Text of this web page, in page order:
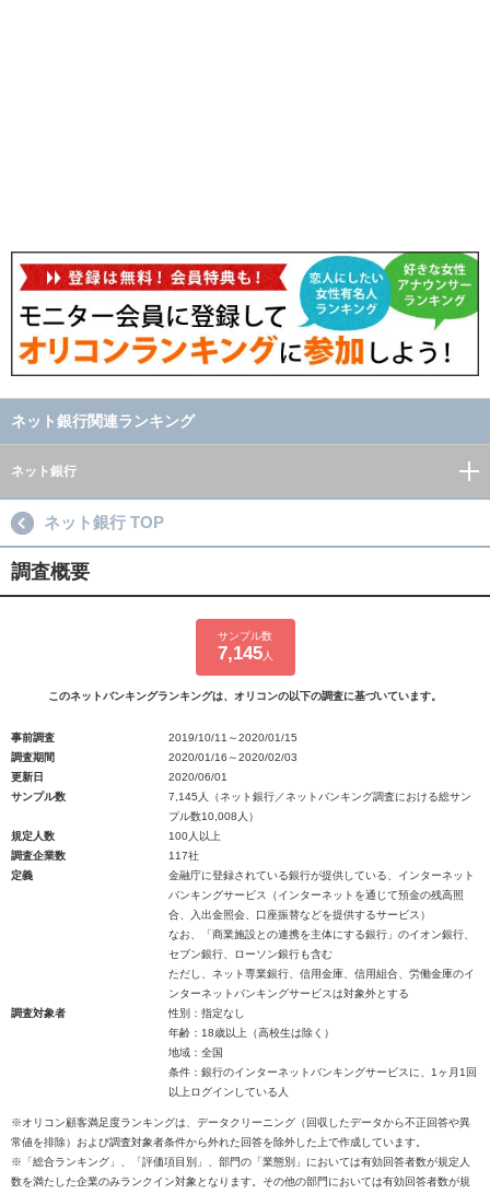
ネット銀行関連ランキング
ネット銀行
ネット銀行 TOP
調査概要
サンプル数
7,145人
このネットバンキングランキングは、オリコンの以下の調査に基づいています。
事前調査
2019/10/11～2020/01/15
調査期間
2020/01/16～2020/02/03
更新日
2020/06/01
サンプル数
7,145人（ネット銀行／ネットバンキング調査における総サン
プル数10,008人）
規定人数
100人以上
調査企業数
117社
定義
金融庁に登録されている銀行が提供している、インターネット
バンキングサービス（インターネットを通じて預金の残高照
合、入出金照会、口座振替などを提供するサービス）
なお、「商業施設との連携を主体にする銀行」のイオン銀行、
セブン銀行、ローソン銀行も含む
ただし、ネット専業銀行、信用金庫、信用組合、労働金庫のイ
ンターネットバンキングサービスは対象外とする
調査対象者
性別：指定なし
年齢：18歳以上（高校生は除く）
地域：全国
条件：銀行のインターネットバンキングサービスに、1ヶ月1回
以上ログインしている人
※オリコン顧客満足度ランキングは、データクリーニング（回収したデータから不正回答や異
常値を排除）および調査対象者条件から外れた回答を除外した上で作成しています。
※「総合ランキング」、「評価項目別」、部門の「業態別」においては有効回答者数が規定人
数を満たした企業のみランクイン対象となります。その他の部門においては有効回答者数が規